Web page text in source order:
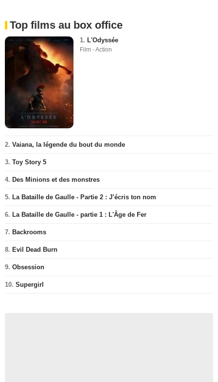
Top films au box office
1. L'Odyssée
Film - Action
2. Vaiana, la légende du bout du monde
3. Toy Story 5
4. Des Minions et des monstres
5. La Bataille de Gaulle - Partie 2 : J’écris ton nom
6. La Bataille de Gaulle - partie 1 : L'Âge de Fer
7. Backrooms
8. Evil Dead Burn
9. Obsession
10. Supergirl